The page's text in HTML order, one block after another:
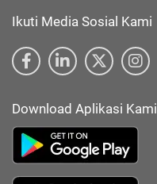
Ikuti Media Sosial Kami
Download Aplikasi Kami